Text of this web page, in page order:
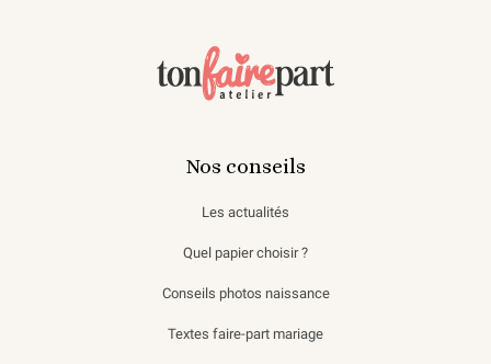
Nos conseils
Les actualités
Quel papier choisir ?
Conseils photos naissance
Textes faire-part mariage